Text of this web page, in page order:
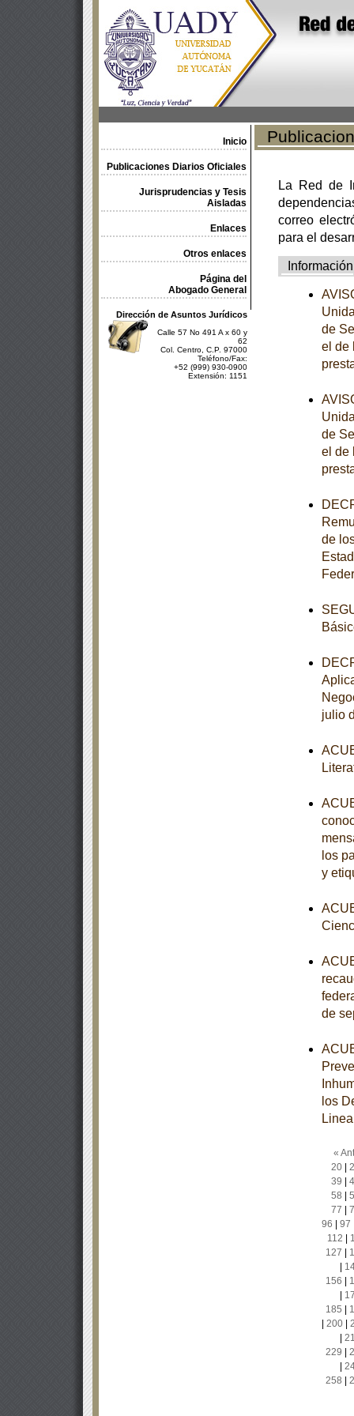
Inicio
Publicaciones Diarios Oficiales
Jurisprudencias y Tesis
Aisladas
Enlaces
Otros enlaces
Página del
Abogado General
Dirección de Asuntos Jurídicos
Calle 57 No 491 A x 60 y
62
Col. Centro, C.P. 97000
Teléfono/Fax:
+52 (999) 930-0900
Extensión: 1151
La Red de
correo
para el
Información
de
el de
de
el de
de
julio
los
y
de
los
«
20|
39
58
77
96
97
112
127
156
185
200|
229
258